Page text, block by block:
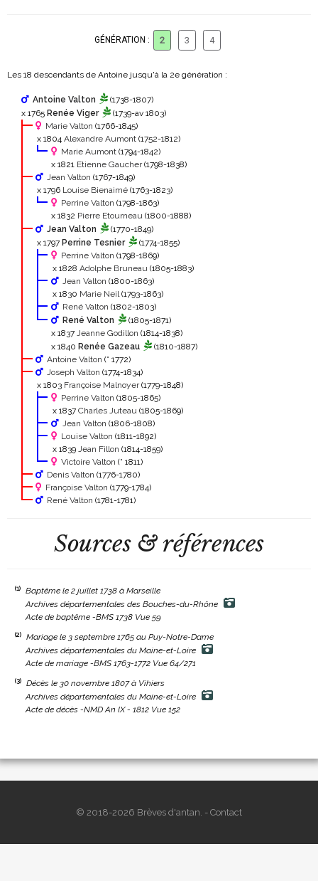
GÉNÉRATION : 2 3 4
Les 18 descendants de Antoine jusqu'à la 2e génération :
Antoine Valton
(1738-1807)
x 1765 Renée Viger
(1739-av 1803)
Marie Valton (1766-1845)
x 1804 Alexandre Aumont (1752-1812)
Marie Aumont (1794-1842)
x 1821 Etienne Gaucher(1798-1838)
Jean Valton (1767-1849)
x 1796 Louise Bienaimé (1763-1823)
Perrine Valton (1798-1863)
x 1832 Pierre Etourneau (1800-1888)
Jean Valton
(1770-1849)
x 1797 Perrine Tesnier
(1774-1855)
Perrine Valton (1798-1869)
x 1828 Adolphe Bruneau (1805-1883)
Jean Valton (1800-1863)
x 1830 Marie Neil(1793-1863)
René Valton (1802-1803)
René Valton
(1805-1871)
x 1837 Jeanne Godillon (1814-1838)
x 1840 Renée Gazeau
(1810-1887)
Antoine Valton (° 1772)
Joseph Valton (1774-1834)
x 1803 Françoise Malnoyer(1779-1848)
Perrine Valton (1805-1865)
x 1837 Charles Juteau (1805-1869)
Jean Valton (1806-1808)
Louise Valton (1811-1892)
x 1839 Jean Fillon (1814-1859)
Victoire Valton (° 1811)
Denis Valton (1776-1780)
Françoise Valton (1779-1784)
René Valton (1781-1781)
Sources & références
(1)
Baptême le 2 juillet 1738 à Marseille
Archives départementales des Bouches-du-Rhône
Acte de baptême -BMS 1738 Vue 59
(2)
Mariage le 3 septembre 1765 au Puy-Notre-Dame
Archives départementales du Maine-et-Loire
Acte de mariage -BMS 1763-1772 Vue 64/271
(3)
Décès le 30 novembre 1807 à Vihiers
Archives départementales du Maine-et-Loire
Acte de décès -NMD An IX - 1812 Vue 152
© 2018-2026 Brèves d'antan. - Contact